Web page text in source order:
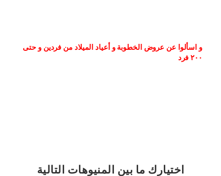
٢٠٠ فرد
اختيارك ما بين المنيوهات التالية